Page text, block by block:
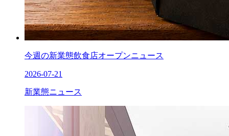
今週の新業態飲食店オープンニュース
2026-07-21
新業態ニュース